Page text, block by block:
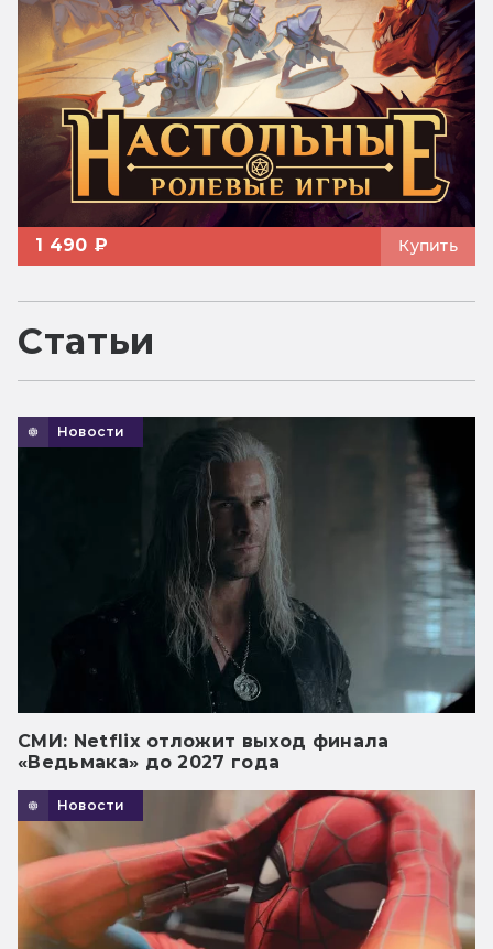
1 490 ₽ Купить
Статьи
Новости
СМИ: Netflix отложит выход финала
«Ведьмака» до 2027 года
Новости